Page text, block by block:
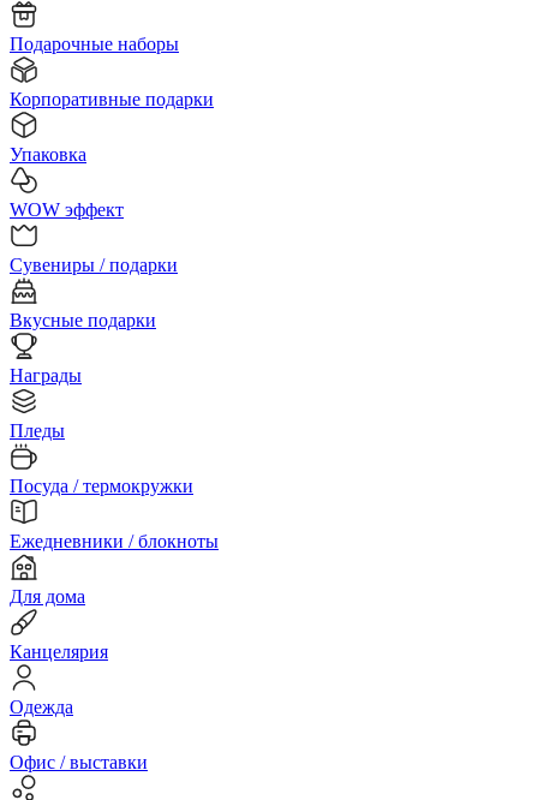
Подарочные наборы
Корпоративные подарки
Упаковка
WOW эффект
Сувениры / подарки
Вкусные подарки
Награды
Пледы
Посуда / термокружки
Ежедневники / блокноты
Для дома
Канцелярия
Одежда
Офис / выставки